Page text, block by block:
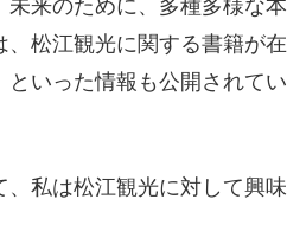
来のために、多種多様な
、松江観光に関する書籍が
いった情報も公開されて
私は松江観光に対して興味